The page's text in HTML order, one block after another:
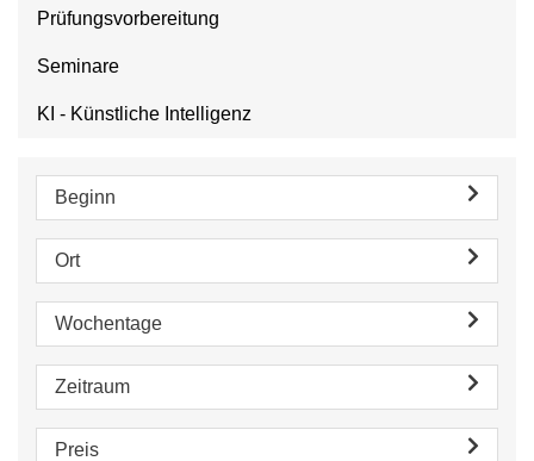
Prüfungsvorbereitung
Seminare
KI - Künstliche Intelligenz
Beginn
Ort
Wochentage
Zeitraum
Preis